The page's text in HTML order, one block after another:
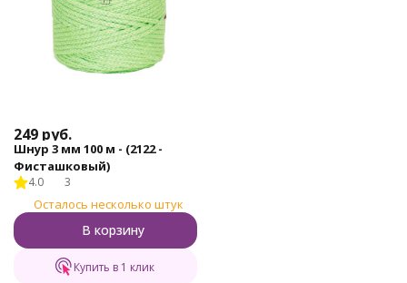
249 руб.
Шнур 3 мм 100 м - (2122 -
Фисташковый)
4.0 3
Осталось несколько штук
В корзину
Купить в 1 клик